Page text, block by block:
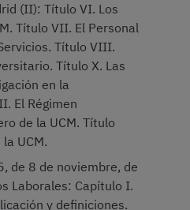
(II): Título VI. Los
Título VII. El Personal
Título VIII.
Título X. Las
en la
El Régimen
de la UCM. Título
UCM.
de 8 de noviembre, de
Laborales: Capítulo I.
y definiciones.